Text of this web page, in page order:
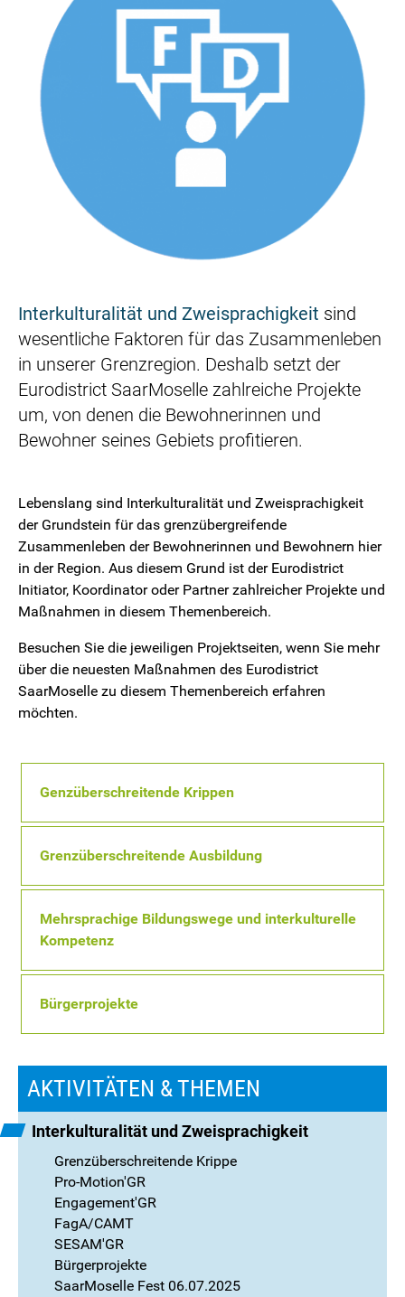
Interkulturalität und Zweisprachigkeit sind
wesentliche Faktoren für das Zusammenleben
in unserer Grenzregion. Deshalb setzt der
Eurodistrict SaarMoselle zahlreiche Projekte
um, von denen die Bewohnerinnen und
Bewohner seines Gebiets profitieren.
Lebenslang sind Interkulturalität und Zweisprachigkeit
der Grundstein für das grenzübergreifende
Zusammenleben der Bewohnerinnen und Bewohnern hier
in der Region. Aus diesem Grund ist der Eurodistrict
Initiator, Koordinator oder Partner zahlreicher Projekte und
Maßnahmen in diesem Themenbereich.
Besuchen Sie die jeweiligen Projektseiten, wenn Sie mehr
über die neuesten Maßnahmen des Eurodistrict
SaarMoselle zu diesem Themenbereich erfahren
möchten.
Genzüberschreitende Krippen
Grenzüberschreitende Ausbildung
Mehrsprachige Bildungswege und interkulturelle
Kompetenz
Bürgerprojekte
AKTIVITÄTEN & THEMEN
Interkulturalität und Zweisprachigkeit
Grenzüberschreitende Krippe
Pro-Motion'GR
Engagement'GR
FagA/CAMT
SESAM'GR
Bürgerprojekte
SaarMoselle Fest 06.07.2025